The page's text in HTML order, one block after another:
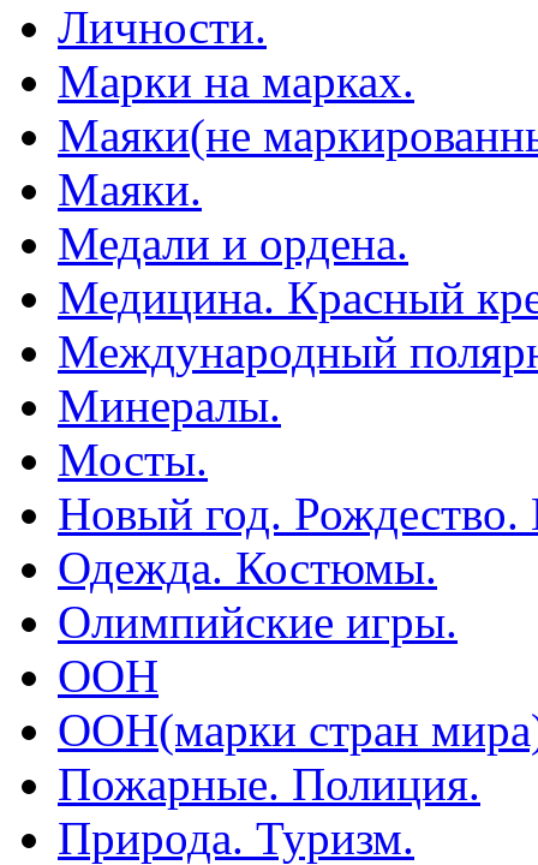
Личности.
Марки на марках.
Маяки(не
Маяки.
Медали и ордена.
Медицина. Красный
Международный
Минералы.
Мосты.
Новый год. Рождество.
Одежда. Костюмы.
Олимпийские игры.
ООН
ООН(марки стран
Пожарные. Полиция.
Природа. Туризм.